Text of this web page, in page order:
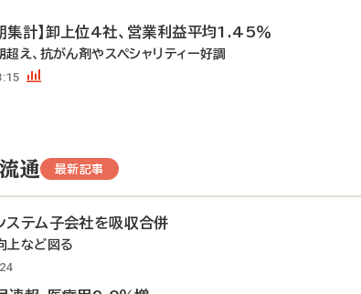
集計】卸上位4社、営業利益平均1.45％
え、抗がん剤やスペシャリティー好調
通 最新記事
ステム子会社を吸収合併
上など図る